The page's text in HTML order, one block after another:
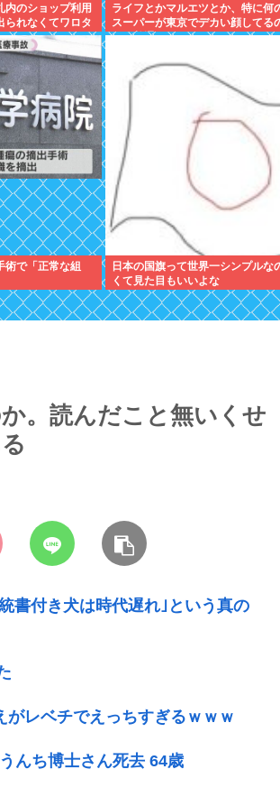
内のショップ利用
られなくてワロタ
ライフとかマルエツとか、特に何
スーパーが東京でデカい顔してる
な、普通OK行くだろ
で「正常な組
日本の国旗って世界一シンプルな
くて見た目もいいよな
。読んだこと無いくせ
書付き犬は時代遅れ｣という真の
がレベチでえっちすぎるｗｗｗ
んち博士さん死去 64歳